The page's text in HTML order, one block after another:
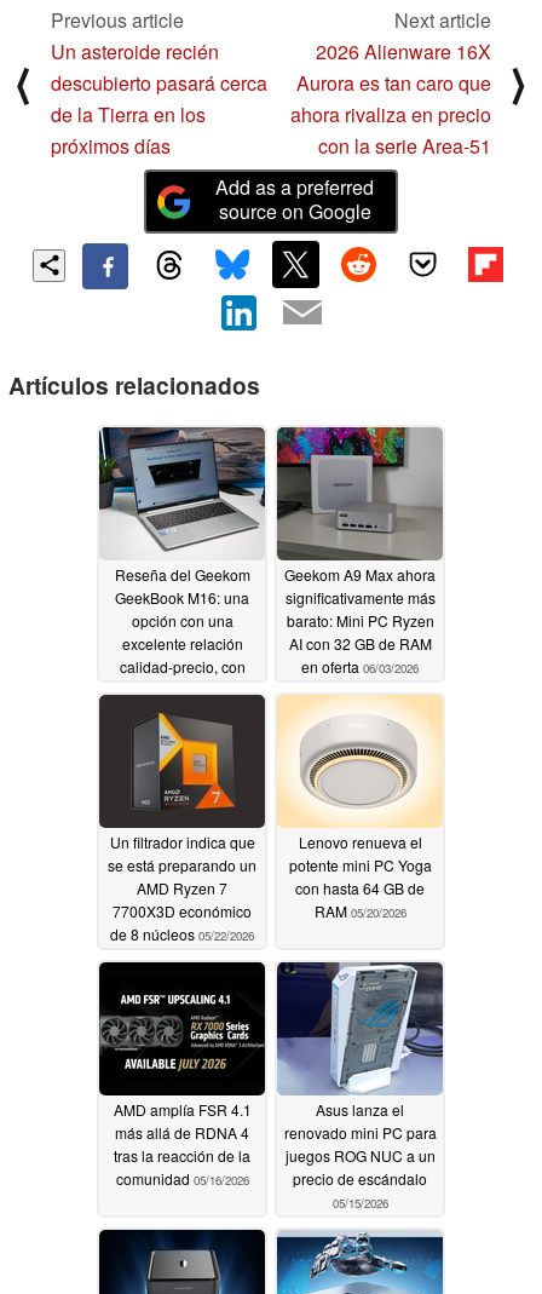
⟨
Previous article
Un asteroide recién
descubierto pasará cerca
de la Tierra en los
próximos días
Next article
2026 Alienware 16X
Aurora es tan caro que
ahora rivaliza en precio
con la serie Area-51
⟩
Add as a preferred
source on Google
Artículos relacionados
Reseña del Geekom
GeekBook M16: una
opción con una
excelente relación
calidad-precio, con
autonomía y un
procesador Core Ultra
907/20/2026
Geekom A9 Max ahora
significativamente más
barato: Mini PC Ryzen
AI con 32 GB de RAM
en oferta 06/03/2026
Un filtrador indica que
se está preparando un
AMD Ryzen 7
7700X3D económico
de 8 núcleos 05/22/2026
Lenovo renueva el
potente mini PC Yoga
con hasta 64 GB de
RAM 05/20/2026
AMD amplía FSR 4.1
más allá de RDNA 4
tras la reacción de la
comunidad 05/16/2026
Asus lanza el
renovado mini PC para
juegos ROG NUC a un
precio de escándalo
05/15/2026